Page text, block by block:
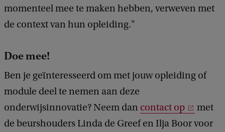
momenteel mee te maken hebben, verweven met
de context van hun opleiding."
Doe mee!
Ben je geïnteresseerd om met jouw opleiding of
module deel te nemen aan deze
onderwijsinnovatie? Neem dan contact op
met
de beurshouders Linda de Greef en Ilja Boor voor